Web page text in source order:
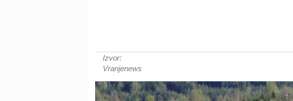
Izvor:
Vranjenews